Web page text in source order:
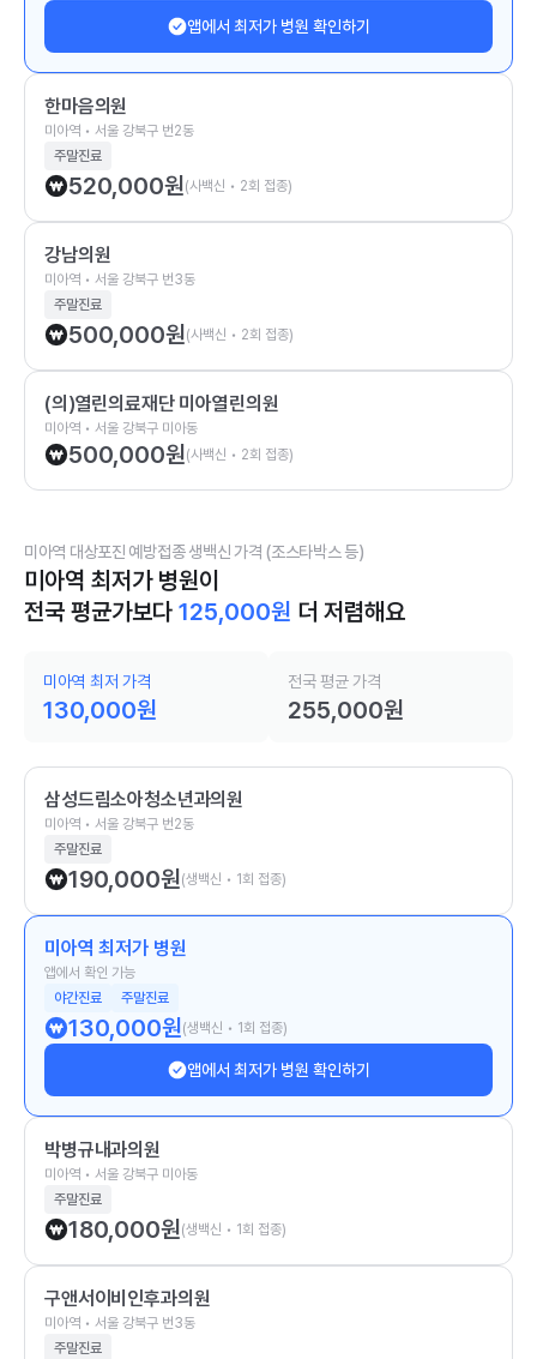
앱에서 최저가 병원 확인하기
한마음의원
미아역 • 서울 강북구 번2동
주말진료
520,000원(사백신 • 2회 접종)
강남의원
미아역 • 서울 강북구 번3동
주말진료
500,000원(사백신 • 2회 접종)
(의)열린의료재단 미아열린의원
미아역 • 서울 강북구 미아동
500,000원(사백신 • 2회 접종)
미아역 대상포진 예방접종 생백신 가격 (조스타박스 등)
미아역 최저가 병원이
전국 평균가보다 125,000원 더 저렴해요
미아역 최저 가격
130,000원
전국 평균 가격
255,000원
삼성드림소아청소년과의원
미아역 • 서울 강북구 번2동
주말진료
190,000원(생백신 • 1회 접종)
미아역 최저가 병원
앱에서 확인 가능
야간진료
주말진료
130,000원(생백신 • 1회 접종)
앱에서 최저가 병원 확인하기
박병규내과의원
미아역 • 서울 강북구 미아동
주말진료
180,000원(생백신 • 1회 접종)
구앤서이비인후과의원
미아역 • 서울 강북구 번3동
주말진료